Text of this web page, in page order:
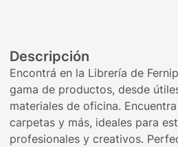
Descripción
Encontrá en la Librería de
gama de productos, desde
materiales de oficina.
carpetas y más, ideales para
profesionales y creativos.